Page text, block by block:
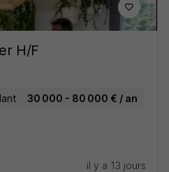
H/F
30 000 - 80 000 € / an
il y a 13 jours